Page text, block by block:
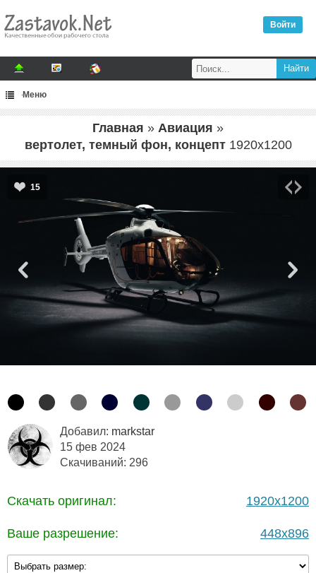
Войти
Меню
Главная » Авиация »
вертолет, темный фон, концепт 1920x1200
15
Добавил: markstar
15 фев 2024
Скачиваний: 296
Скачать оригинал: 1920x1200
Ваше разрешение: 448x896